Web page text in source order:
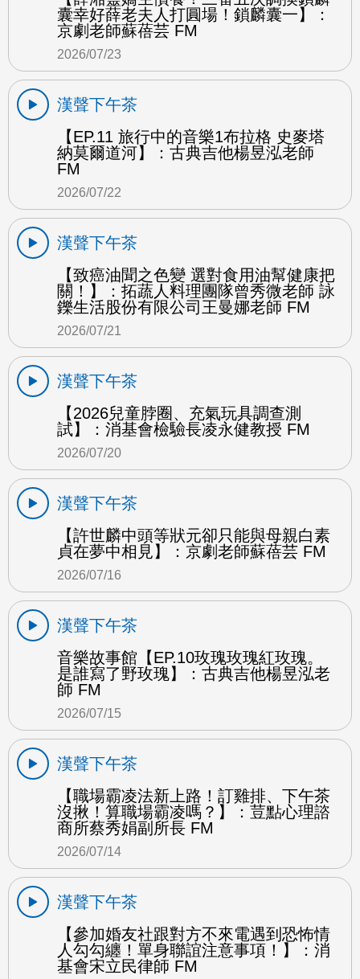
囊幸好薛老夫人打圓場！鎖麟囊一】：
京劇老師蘇蓓芸 FM
2026/07/23
漢聲下午茶
【EP.11 旅行中的音樂1布拉格 史麥塔
納莫爾道河】：古典吉他楊昱泓老師
FM
2026/07/22
漢聲下午茶
【致癌油聞之色變 選對食用油幫健康把
關！】：拓蔬人料理團隊曾秀微老師 詠
鑠生活股份有限公司王曼娜老師 FM
2026/07/21
漢聲下午茶
【2026兒童脖圈、充氣玩具調查測
試】：消基會檢驗長凌永健教授 FM
2026/07/20
漢聲下午茶
【許世麟中頭等狀元卻只能與母親白素
貞在夢中相見】：京劇老師蘇蓓芸 FM
2026/07/16
漢聲下午茶
音樂故事館【EP.10玫瑰玫瑰紅玫瑰。
是誰寫了野玫瑰】：古典吉他楊昱泓老
師 FM
2026/07/15
漢聲下午茶
【職場霸凌法新上路！訂雞排、下午茶
沒揪！算職場霸凌嗎？】：荳點心理諮
商所蔡秀娟副所長 FM
2026/07/14
漢聲下午茶
【參加婚友社跟對方不來電遇到恐怖情
人勾勾纏！單身聯誼注意事項！】：消
基會宋立民律師 FM